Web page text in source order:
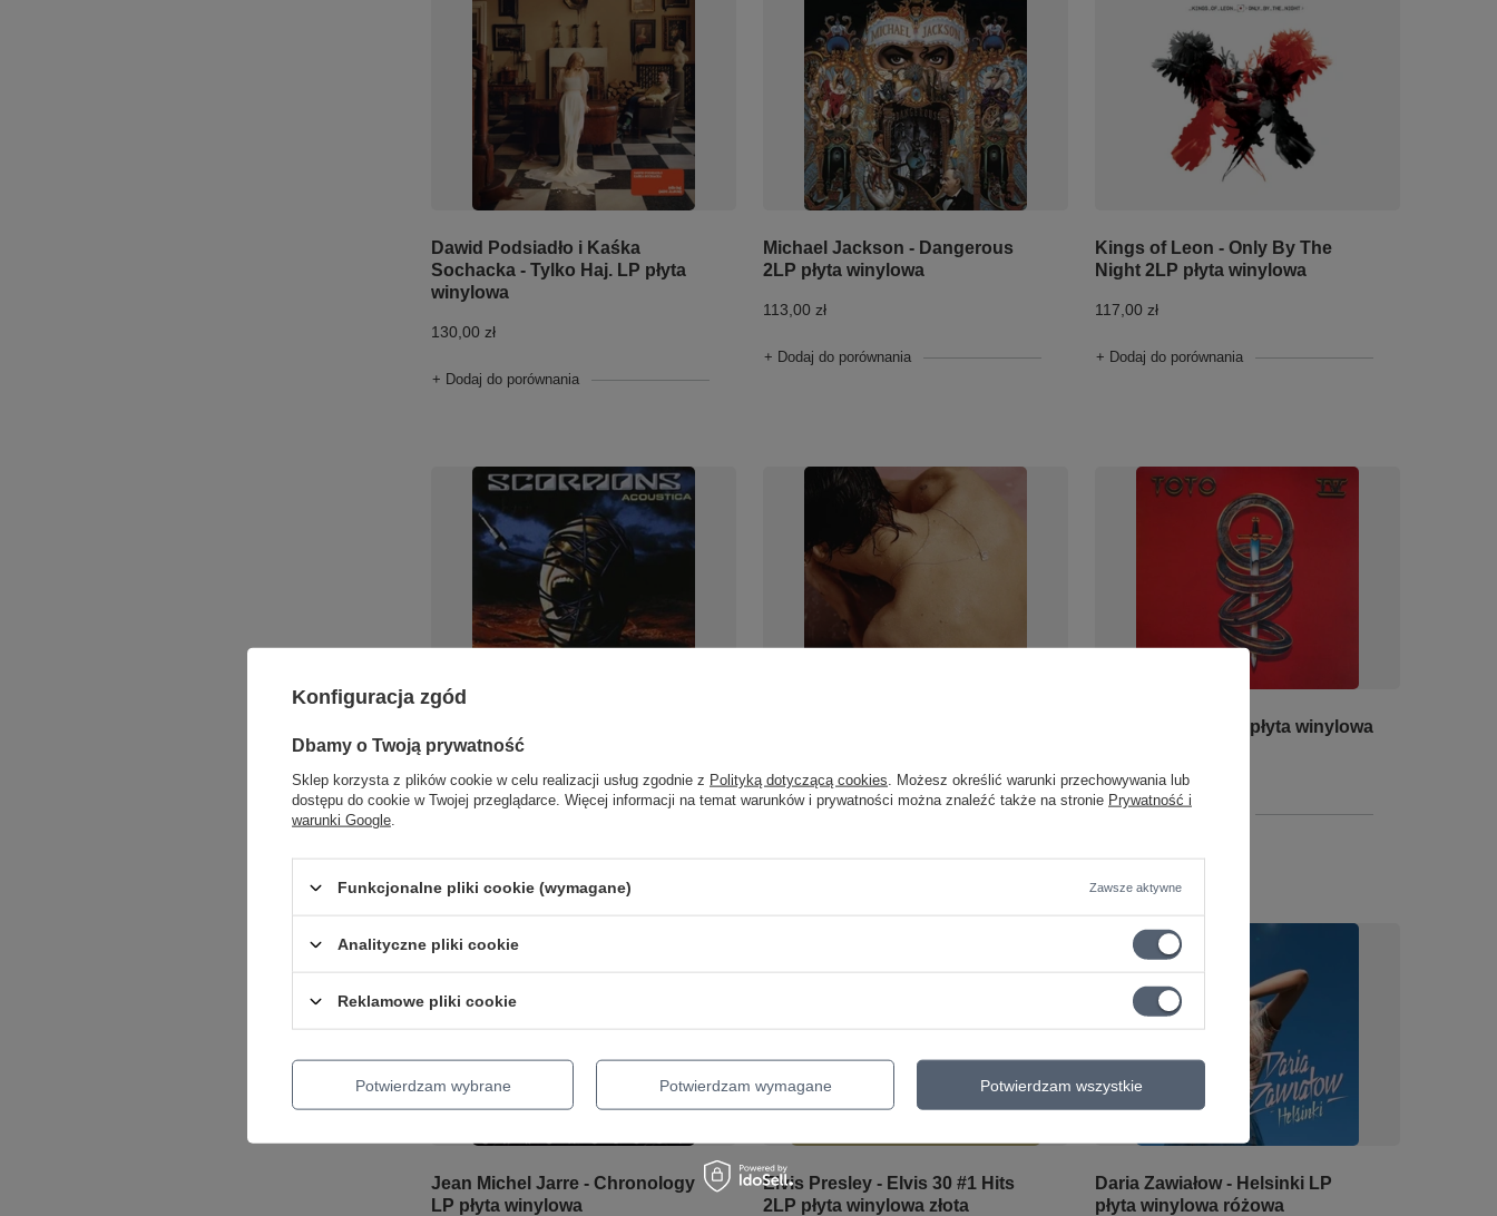
Dawid Podsiadło i Kaśka
Sochacka - Tylko Haj. LP płyta
winylowa
130,00 zł
+ Dodaj do porównania
Michael Jackson - Dangerous
2LP płyta winylowa
113,00 zł
+ Dodaj do porównania
Kings of Leon - Only By The
Night 2LP płyta winylowa
117,00 zł
+ Dodaj do porównania
winylowa
95,00 zł 86,00 zł
TOTO - Toto IV LP płyta winylowa
+ Dodaj do porównania
Jean Michel Jarre - Chronology
LP płyta winylowa
Elvis Presley - Elvis 30 #1 Hits
2LP płyta winylowa złota
Daria Zawiałow - Helsinki LP
płyta winylowa różowa
Konfiguracja zgód
Dbamy o Twoją prywatność
Sklep korzysta z plików cookie w celu realizacji usług zgodnie z Polityką dotyczącą cookies . Możesz określić warunki przechowywania lub
dostępu do cookie w Twojej przeglądarce. Więcej informacji na temat warunków i prywatności można znaleźć także na stronie Prywatność i
warunki Google
Funkcjonalne pliki cookie (wymagane) Zawsze aktywne
Analityczne pliki cookie
Reklamowe pliki cookie
Potwierdzam wybrane Potwierdzam wymagane Potwierdzam wszystkie